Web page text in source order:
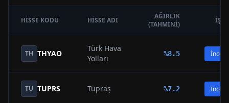
HISSE KODU HISSE ADI
AĞIRLIK
(TAHMINI)
TH THYAO
Türk Hava
Yolları
%8.5 İncele
TU TUPRS Tüpraş %7.2 İncele